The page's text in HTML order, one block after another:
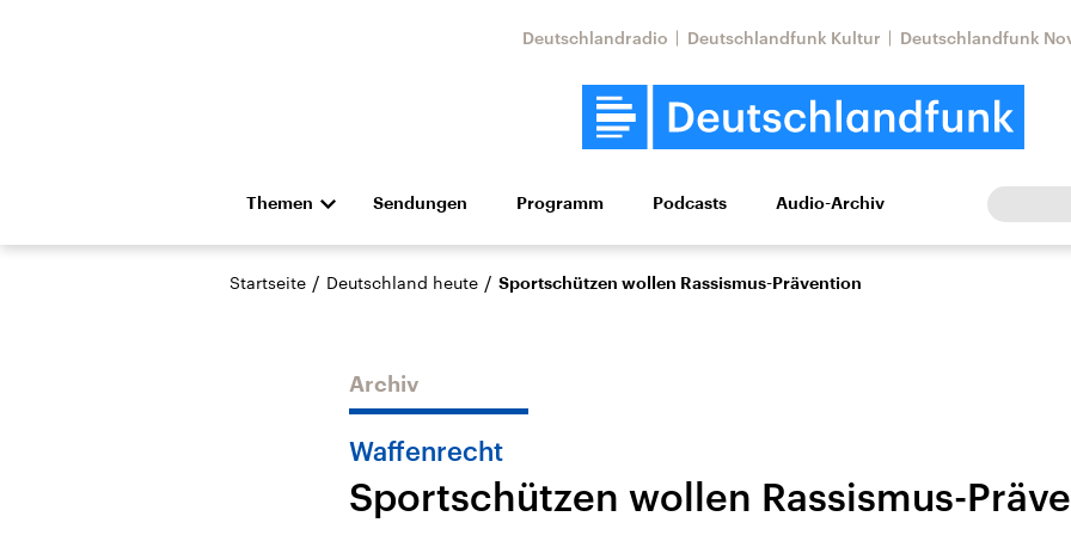
Deutschlandradio Deutschlandfunk Kultur Deutschlandfunk
Themen
Die Nachrichten Politik Wirtschaft Wissen Kultur Europa
Hörspiel und Feature Musik
Aktuelle Beiträge,
Nahostkonflikt
Iran
Faktenchecks
Sendungen Programm Podcasts Audio-Archiv
Startseite / Deutschland heute / Sportschützen wollen Rassismus-Prävention
Archiv
Waffenrecht
Sportschützen wollen Rassismus-